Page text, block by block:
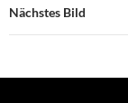
Nächstes Bild